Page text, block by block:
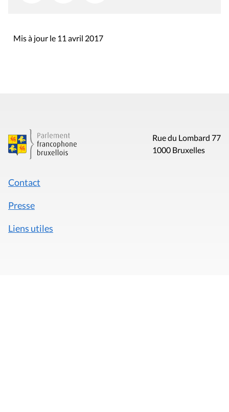
Mis à jour le 11 avril 2017
Rue du Lombard 77
1000 Bruxelles
Contact
Presse
Liens utiles